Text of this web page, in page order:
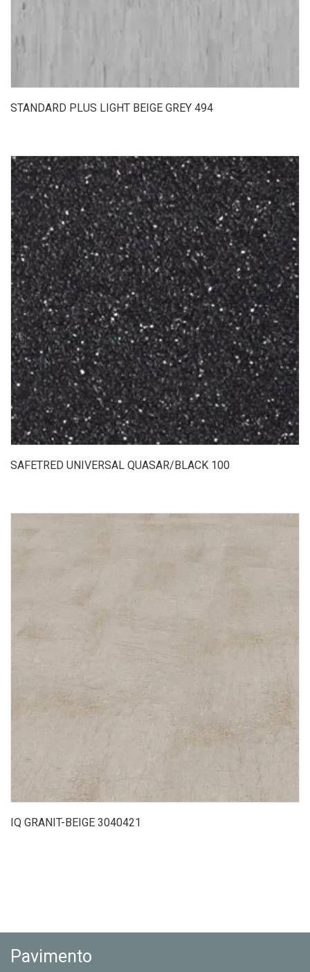
STANDARD PLUS LIGHT BEIGE GREY 494
SAFETRED UNIVERSAL QUASAR/BLACK 100
IQ GRANIT-BEIGE 3040421
Pavimento